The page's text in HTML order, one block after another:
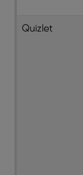
Quizlet